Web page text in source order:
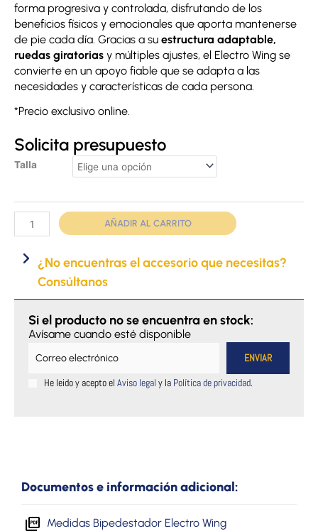
forma progresiva y controlada, disfrutando de los
beneficios físicos y emocionales que aporta mantenerse
de pie cada día. Gracias a su estructura adaptable,
ruedas giratorias y múltiples ajustes, el Electro Wing se
convierte en un apoyo fiable que se adapta a las
necesidades y características de cada persona.
*Precio exclusivo online.
Solicita presupuesto
Talla
Bipedestador
cantidad
AÑADIR AL CARRITO
¿No encuentras el accesorio que necesitas?
Consúltanos
Si el producto no se encuentra en stock:
Avísame cuando esté disponible
He leido y acepto el Aviso legal y la Política de privacidad.
Documentos e información adicional:
Medidas Bipedestador Electro Wing